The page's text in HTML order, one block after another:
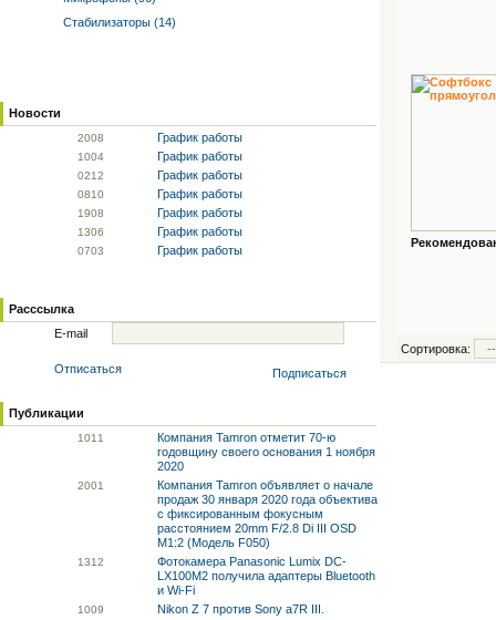
Стабилизаторы (14)
Новости
2008 График работы
1004 График работы
0212 График работы
0810 График работы
1908 График работы
1306 График работы
0703 График работы
Расссылка
E-mail
Отписаться Подписаться
Публикации
1011
Компания Tamron отметит 70-ю
годовщину своего основания 1 ноября
2020
2001
Компания Tamron объявляет о начале
продаж 30 января 2020 года объектива
с фиксированным фокусным
расстоянием 20mm F/2.8 Di III OSD
M1:2 (Модель F050)
1312
Фотокамера Panasonic Lumix DC-
LX100M2 получила адаптеры Bluetooth
и Wi-Fi
1009 Nikon Z 7 против Sony a7R III.
Сортировка: